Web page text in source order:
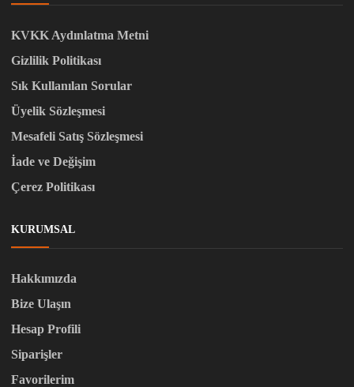
KVKK Aydınlatma Metni
Gizlilik Politikası
Sık Kullanılan Sorular
Üyelik Sözleşmesi
Mesafeli Satış Sözleşmesi
İade ve Değişim
Çerez Politikası
KURUMSAL
Hakkımızda
Bize Ulaşın
Hesap Profili
Siparişler
Favorilerim